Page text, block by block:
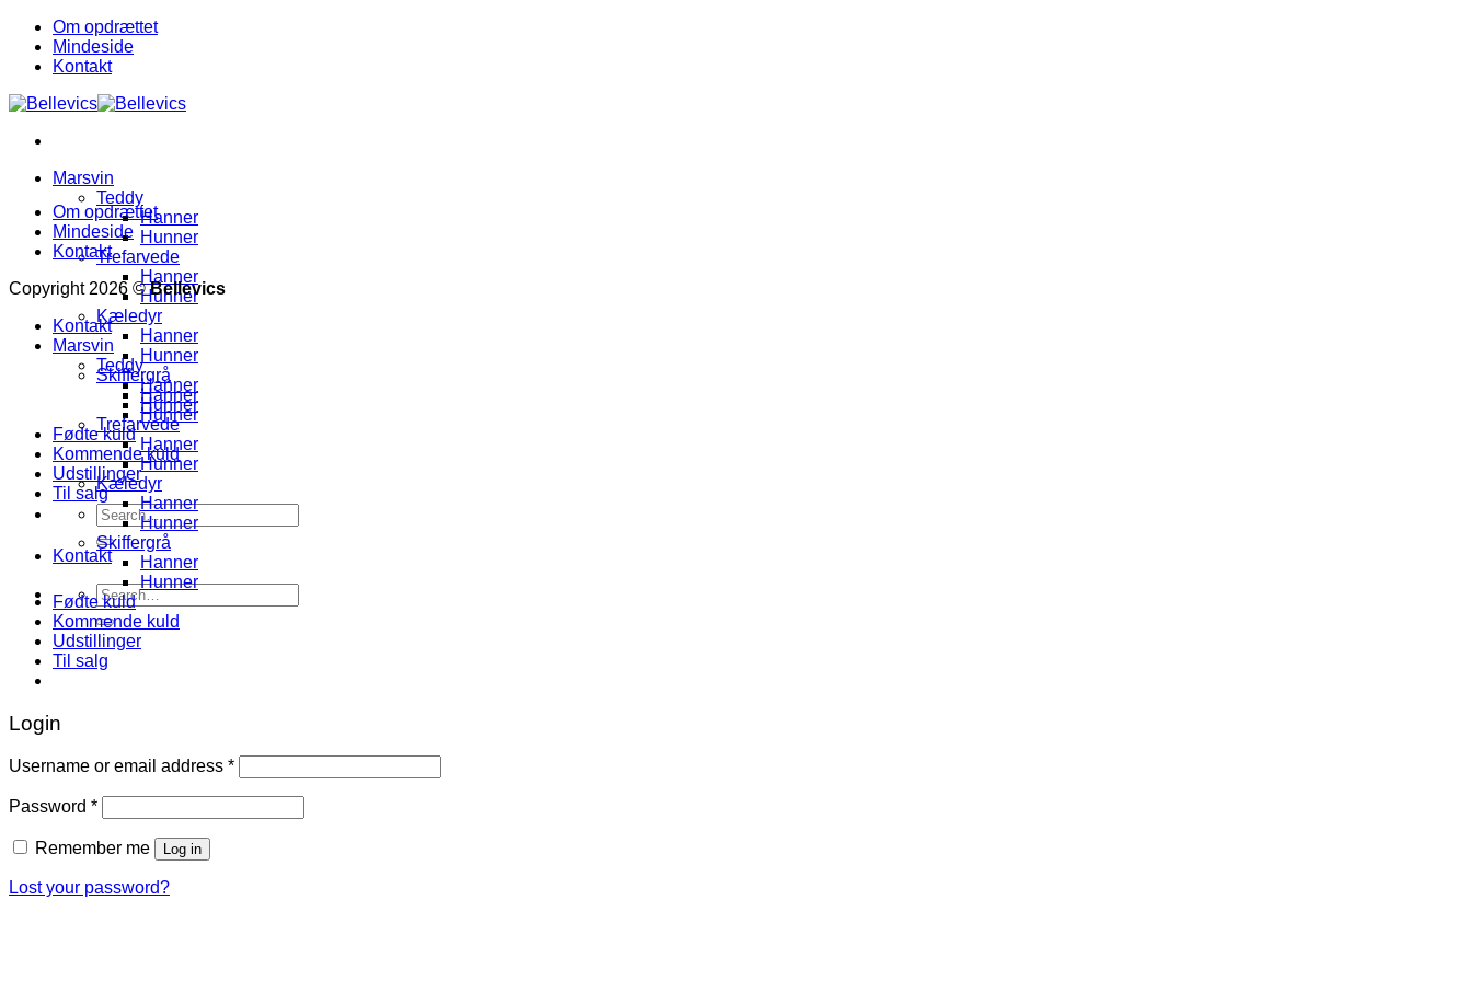
Fortsæt
indhold
Om opdrættet
Mindeside
Kontakt
Marsvin
Teddy
Hanner
Hunner
Trefarvede
Hanner
Hunner
Kæledyr
Hanner
Hunner
Skiffergrå
Hanner
Hunner
Fødte kuld
Kommende kuld
Udstillinger
Til salg
Search
for:
Kontakt
Search
for:
Om opdrættet
Mindeside
Kontakt
Copyright 2026 ©Bellevics
Kontakt
Marsvin
Teddy
Hanner
Hunner
Trefarvede
Hanner
Hunner
Kæledyr
Hanner
Hunner
Skiffergrå
Hanner
Hunner
Fødte kuld
Kommende kuld
Udstillinger
Til salg
Login
Username or email address *
Password *
Remember me Log in
Lost your password?